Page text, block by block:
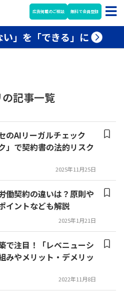
広告掲載のご相談 無料で会員登録
」を「できる」に
の記事一覧
のAIリーガルチェック
」で契約書の法的リスク
2025年11月25日
働契約の違いは？原則や
イントなども解説
2025年1月21日
で注目！「レベニューシ
みやメリット・デメリッ
2022年11月8日